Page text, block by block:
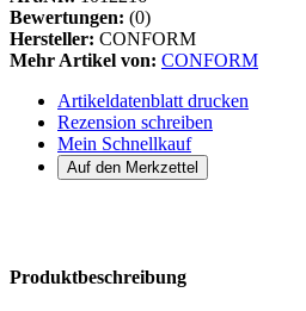
Bewertungen: (0)
Hersteller: CONFORM
Mehr Artikel von: CONFORM
Artikeldatenblatt drucken
Rezension schreiben
Mein Schnellkauf
Produktbeschreibung